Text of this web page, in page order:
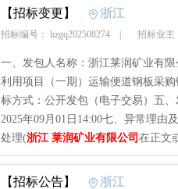
【招标变更】 浙江
招标编号： hzgq202508274 招标业主
一、发包人名称：浙江莱润矿业有
利用项目（一期）运输便道钢板采
标方式：公开发包（电子交易）五
2025年09月01日14:00七、异常理
处理(浙江 莱润矿业有限公司 在正文
【招标公告】 浙江